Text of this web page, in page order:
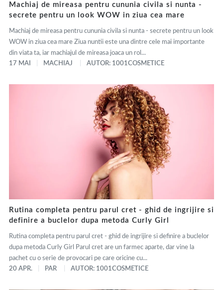
Machiaj de mireasa pentru cununia civila si nunta -
secrete pentru un look WOW in ziua cea mare
Machiaj de mireasa pentru cununia civila si nunta - secrete pentru un look
WOW in ziua cea mare Ziua nuntii este una dintre cele mai importante
din viata ta, iar machiajul de mireasa joaca un rol...
17 MAI
MACHIAJ AUTOR: 1001COSMETICE
Rutina completa pentru parul cret - ghid de ingrijire si
definire a buclelor dupa metoda Curly Girl
Rutina completa pentru parul cret - ghid de ingrijire si definire a buclelor
dupa metoda Curly Girl Parul cret are un farmec aparte, dar vine la
pachet cu o serie de provocari pe care oricine cu...
20 APR.
PAR AUTOR: 1001COSMETICE